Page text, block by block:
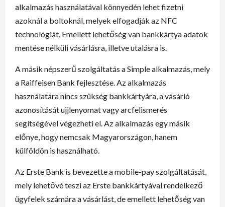
alkalmazás használatával könnyedén lehet fizetni
azoknál a boltoknál, melyek elfogadják az NFC
technológiát. Emellett lehetőség van bankkártya adatok
mentése nélküli vásárlásra, illetve utalásra is.
A másik népszerű szolgáltatás a Simple alkalmazás, mely
a Raiffeisen Bank fejlesztése. Az alkalmazás
használatára nincs szükség bankkártyára, a vásárló
azonosítását ujjlenyomat vagy arcfelismerés
segítségével végezheti el. Az alkalmazás egy másik
előnye, hogy nemcsak Magyarországon, hanem
külföldön is használható.
Az Erste Bank is bevezette a mobile-pay szolgáltatását,
mely lehetővé teszi az Erste bankkártyával rendelkező
ügyfelek számára a vásárlást, de emellett lehetőség van